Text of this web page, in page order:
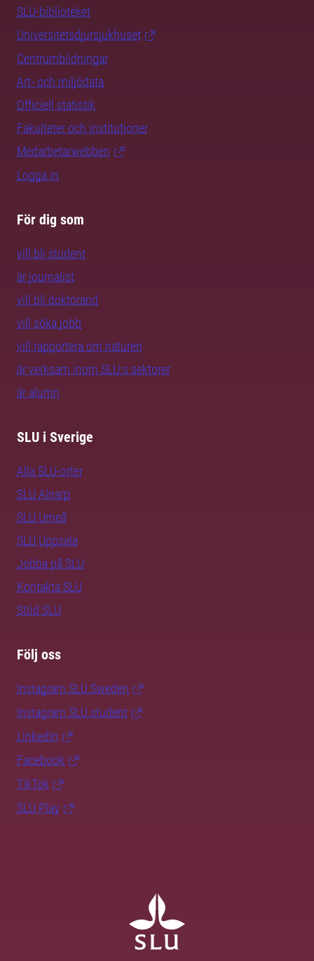
SLU-biblioteket
Universitetsdjursjukhuset
Centrumbildningar
Art- och miljödata
Officiell statistik
Fakulteter och institutioner
Medarbetarwebben
Logga in
För dig som
vill bli student
är journalist
vill bli doktorand
vill söka jobb
vill rapportera om naturen
är verksam inom SLU:s sektorer
är alumn
SLU i Sverige
Alla SLU-orter
SLU Alnarp
SLU Umeå
SLU Uppsala
Jobba på SLU
Kontakta SLU
Stöd SLU
Följ oss
Instagram SLU.Sweden
Instagram SLU.student
LinkedIn
Facebook
TikTok
SLU Play